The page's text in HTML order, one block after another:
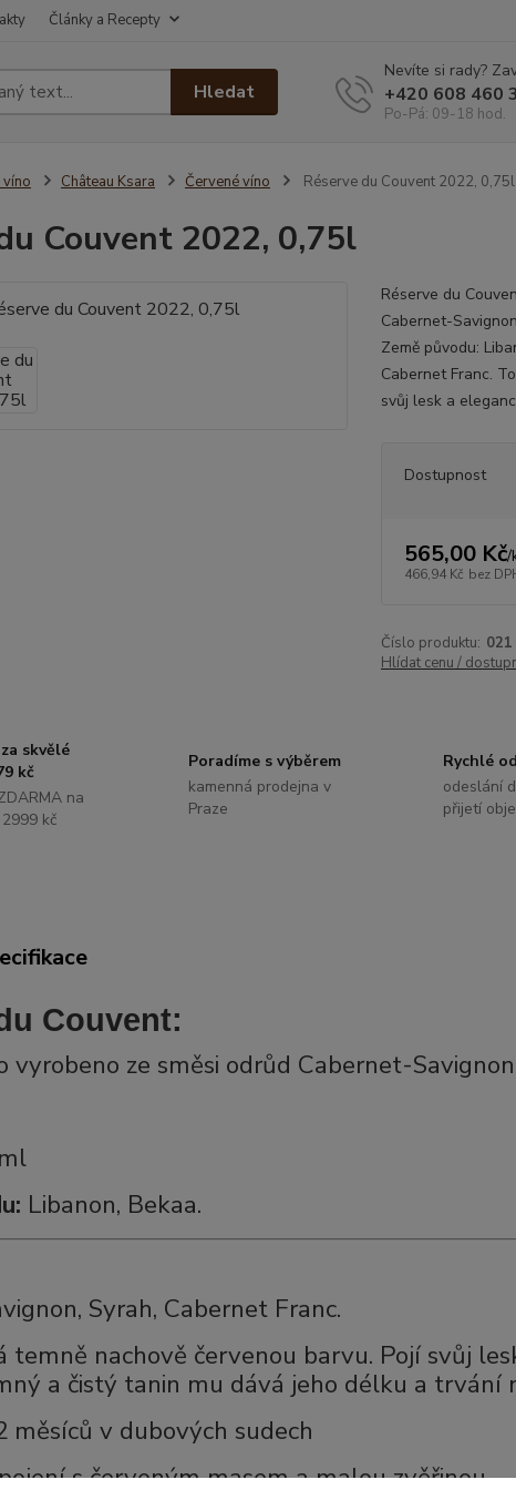
Články a Recepty
Hledat
Nevíte si rady?
+420 608 460
Po-Pá: 09-18 hod.
víno Château Ksara Červené víno Réserve du Couvent 2022, 0,75l
Couvent 2022, 0,75l
Réserve du
Cabernet-
Země původu:
Cabernet Franc.
svůj lesk a
Dostupnost
565,00 Kč/
466,94 Kč bez
Číslo produktu: 021
Hlídat cenu /
skvělé
kč
na
kč
Poradíme s výběrem
kamenná prodejna v
Praze
Rychlé
odeslání
přijetí
Couvent:
vyrobeno ze směsi odrůd Cabernet-
Libanon, Bekaa.
Syrah, Cabernet Franc.
temně nachově červenou barvu. Pojí svůj
a čistý tanin mu dává jeho délku a trvání
měsíců v dubových sudech
s červeným masem a malou zvěřinou.